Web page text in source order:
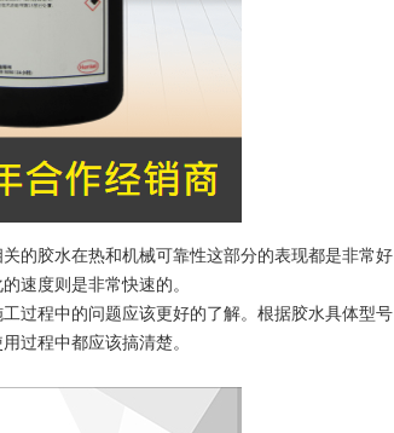
的胶水在热和机械可靠性这部分的表现都是非常好
速度则是非常快速的。
过程中的问题应该更好的了解。根据胶水具体型号
过程中都应该搞清楚。